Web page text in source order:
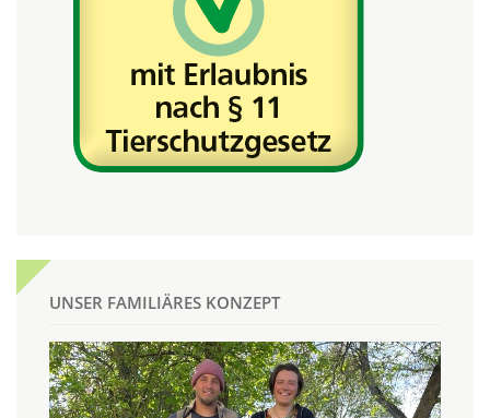
UNSER FAMILIÄRES KONZEPT